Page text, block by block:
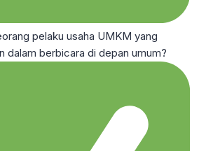
pelaku usaha UMKM yang
dalam berbicara di depan umum?